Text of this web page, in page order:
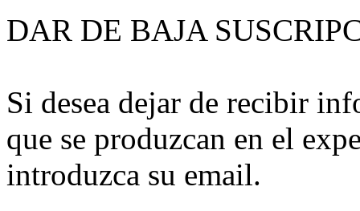
DAR DE BAJA
Si desea dejar de recibir
que se produzcan en el
introduzca su email.